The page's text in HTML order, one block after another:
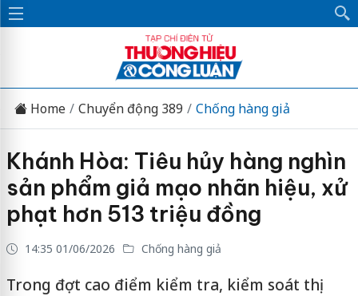
Home Chuyển động 389 Chống hàng giả
Khánh Hòa: Tiêu hủy hàng nghìn
sản phẩm giả mạo nhãn hiệu, xử
phạt hơn 513 triệu đồng
14:35 01/06/2026 Chống hàng giả
Trong đợt cao điểm kiểm tra, kiểm soát thị